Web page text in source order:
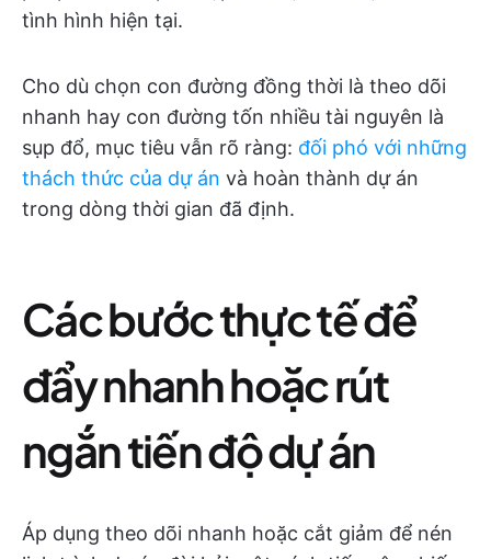
tình hình hiện tại.
Cho dù chọn con đường đồng thời là theo dõi
nhanh hay con đường tốn nhiều tài nguyên là
sụp đổ, mục tiêu vẫn rõ ràng: đối phó với những
thách thức của dự án và hoàn thành dự án
trong dòng thời gian đã định.
Các bước thực tế để
đẩy nhanh hoặc rút
ngắn tiến độ dự án
Áp dụng theo dõi nhanh hoặc cắt giảm để nén